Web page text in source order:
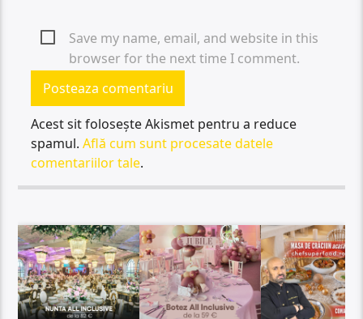
Save my name, email, and website in this
browser for the next time I comment.
Acest sit folosește Akismet pentru a reduce
spamul.Află cum sunt procesate datele
comentariilor tale.